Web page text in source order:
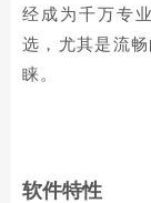
经成为千万专
选，尤其是流
睐。
软件特性